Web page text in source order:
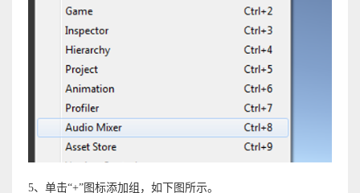
5、单击“+”图标添加组，如下图所示。